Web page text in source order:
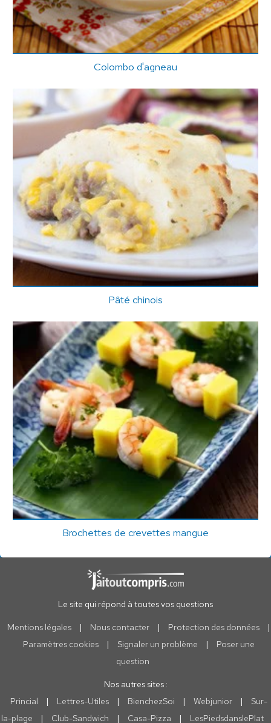
Colombo d'agneau
Pâté chinois
Brochettes de crevettes mangue
Le site qui répond à toutes vos questions
Mentions légales | Nous contacter | Protection des données
|
Paramètres cookies
| Signaler un problème |
Poser une
question
Nos autres sites :
Princial
| Lettres-Utiles | BienchezSoi | Webjunior |
Sur-
la-plage
| Club-Sandwich | Casa-Pizza | LesPiedsdanslePlat